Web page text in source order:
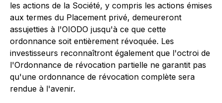
les actions de la Société, y compris les actions émises
aux termes du Placement privé, demeureront
assujetties à l'OIODO jusqu'à ce que cette
ordonnance soit entièrement révoquée. Les
investisseurs reconnaîtront également que l'octroi de
l'Ordonnance de révocation partielle ne garantit pas
qu'une ordonnance de révocation complète sera
rendue à l'avenir.